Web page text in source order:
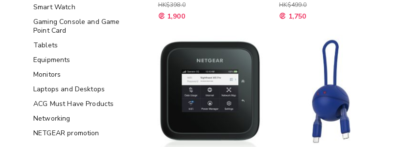
HK$398.0
1,900
HK$499.0
特
殊 1,750
Smart Watch
Gaming Console and Game
Point Card
Tablets
Equipments
Monitors
Laptops and Desktops
ACG Must Have Products
Networking
NETGEAR promotion